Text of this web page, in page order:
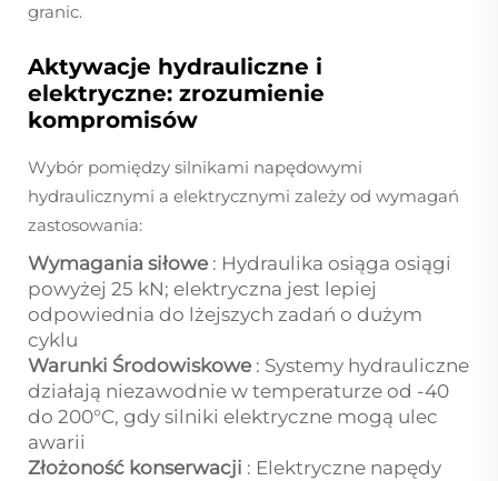
granic.
Aktywacje hydrauliczne i
elektryczne: zrozumienie
kompromisów
Wybór pomiędzy silnikami napędowymi
hydraulicznymi a elektrycznymi zależy od wymagań
zastosowania:
Wymagania siłowe : Hydraulika osiąga osiągi
powyżej 25 kN; elektryczna jest lepiej
odpowiednia do lżejszych zadań o dużym
cyklu
Warunki Środowiskowe : Systemy hydrauliczne
działają niezawodnie w temperaturze od -40
do 200°C, gdy silniki elektryczne mogą ulec
awarii
Złożoność konserwacji : Elektryczne napędy